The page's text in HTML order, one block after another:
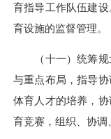
育指导工作队伍建
育设施的监督管理。
（十一）统筹规
与重点布局，指导
体育人才的培养，
育竞赛，组织、协调